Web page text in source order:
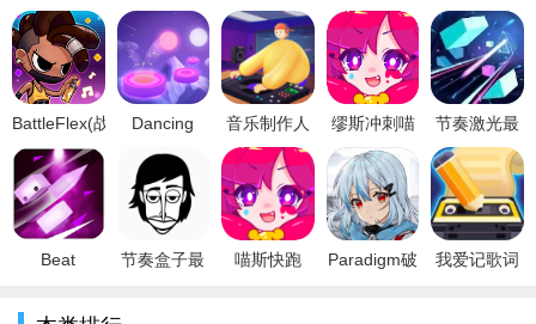
各种各样的风格玩法都有，可以满足玩家的各种需求，感兴趣的小
伙伴快来下载体验吧！..
BattleFlex(战
斗佛雷斯中
文内购破解
版)v1.0.7破
解版
Dancing
乐跳球手游
2021全新免
费版v1.13安
音乐制作人
模拟游戏手
机正式版
v1.0.0安卓
版
缪斯冲刺喵
斯快跑最新
角色去衣破
解内购版
v1.3.0最新
版
节奏激光最
新中文版
v0.3
Beat
节奏盒子最
喵斯快跑
Paradigm破
我爱记歌词